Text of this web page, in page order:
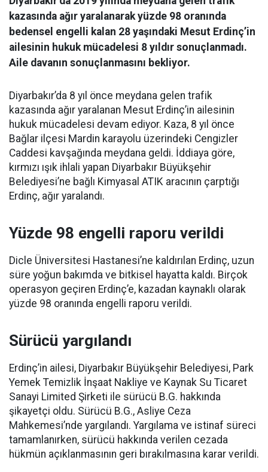
kazasında ağır yaralanarak yüzde 98 oranında
bedensel engelli kalan 28 yaşındaki Mesut Erdinç’in
ailesinin hukuk mücadelesi 8 yıldır sonuçlanmadı.
Aile davanın sonuçlanmasını bekliyor.
Diyarbakır’da 8 yıl önce meydana gelen trafik
kazasında ağır yaralanan Mesut Erdinç’in ailesinin
hukuk mücadelesi devam ediyor. Kaza, 8 yıl önce
Bağlar ilçesi Mardin karayolu üzerindeki Cengizler
Caddesi kavşağında meydana geldi. İddiaya göre,
kırmızı ışık ihlali yapan Diyarbakır Büyükşehir
Belediyesi’ne bağlı Kimyasal ATIK aracının çarptığı
Erdinç, ağır yaralandı.
Yüzde 98 engelli raporu verildi
Dicle Üniversitesi Hastanesi’ne kaldırılan Erdinç, uzun
süre yoğun bakımda ve bitkisel hayatta kaldı. Birçok
operasyon geçiren Erdinç’e, kazadan kaynaklı olarak
yüzde 98 oranında engelli raporu verildi.
Sürücü yargılandı
Erdinç’in ailesi, Diyarbakır Büyükşehir Belediyesi, Park
Yemek Temizlik İnşaat Nakliye ve Kaynak Su Ticaret
Sanayi Limited Şirketi ile sürücü B.G. hakkında
şikayetçi oldu. Sürücü B.G., Asliye Ceza
Mahkemesi’nde yargılandı. Yargılama ve istinaf süreci
tamamlanırken, sürücü hakkında verilen cezada
hükmün açıklanmasının geri bırakılmasına karar verildi.